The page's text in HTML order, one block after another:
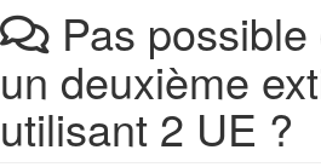
Pas
un deuxième
utilisant 2 UE ?